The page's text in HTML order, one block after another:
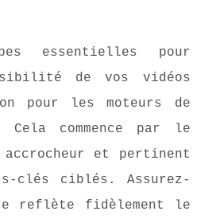
essentielles pour
de vos vidéos
pour les moteurs de
Cela commence par le
et pertinent
clés ciblés. Assurez-
reflète fidèlement le